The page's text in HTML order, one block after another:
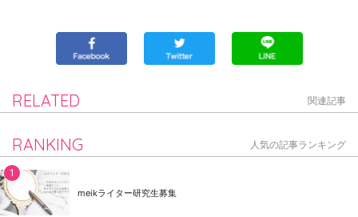
RELATED 関連記事
RANKING 人気の記事ランキング
meikライター研究生募集